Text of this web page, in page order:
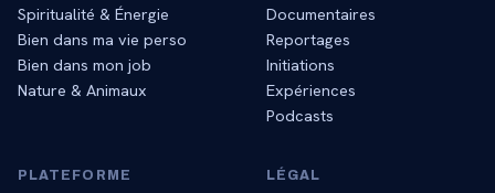
Spiritualité & Énergie
Bien dans ma vie perso
Bien dans mon job
Nature & Animaux
Documentaires
Reportages
Initiations
Expériences
Podcasts
PLATEFORME LÉGAL